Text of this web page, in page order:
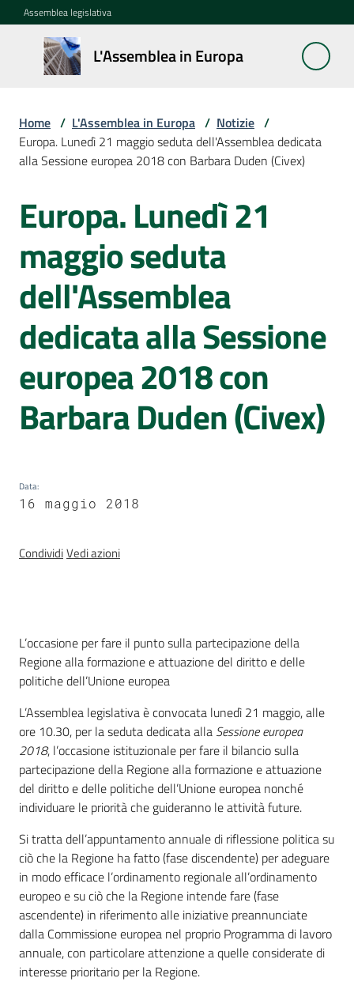
Vai al contenuto
Vai alla navigazione
Vai al footer
Assemblea legislativa
L'Assemblea in Europa
L'Assemblea
in Europa
Cos'è
la
Rete
regionale
Le
europee
Notizie
Argomenti
Per i media
Per i cittadini
Home / L'Assemblea in Europa / Notizie /
Europa. Lunedì 21 maggio seduta dell'Assemblea dedicata
alla Sessione europea 2018 con Barbara Duden (Civex)
Salta al contenuto
Europa. Lunedì 21
maggio seduta
dell'Assemblea
dedicata alla Sessione
europea 2018 con
Barbara Duden (Civex)
Data:
16 maggio 2018
CondividiVedi azioni
Introduzione
L’occasione per fare il punto sulla partecipazione della
Regione alla formazione e attuazione del diritto e delle
politiche dell’Unione europea
L’Assemblea legislativa è convocata lunedì 21 maggio, alle
ore 10.30, per la seduta dedicata alla Sessione europea
2018, l’occasione istituzionale per fare il bilancio sulla
partecipazione della Regione alla formazione e attuazione
del diritto e delle politiche dell’Unione europea nonché
individuare le priorità che guideranno le attività future.
Si tratta dell’appuntamento annuale di riflessione politica su
ciò che la Regione ha fatto (fase discendente) per adeguare
in modo efficace l’ordinamento regionale all’ordinamento
europeo e su ciò che la Regione intende fare (fase
ascendente) in riferimento alle iniziative preannunciate
dalla Commissione europea nel proprio Programma di lavoro
annuale, con particolare attenzione a quelle considerate di
interesse prioritario per la Regione.